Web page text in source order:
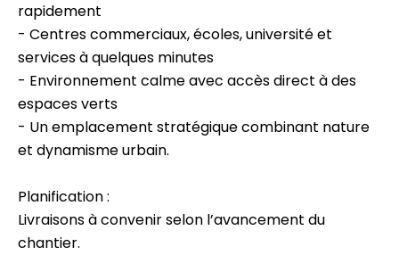
rapidement
- Centres commerciaux, écoles, université et
services à quelques minutes
- Environnement calme avec accès direct à des
espaces verts
- Un emplacement stratégique combinant nature
et dynamisme urbain.
Planification :
Livraisons à convenir selon l’avancement du
chantier.